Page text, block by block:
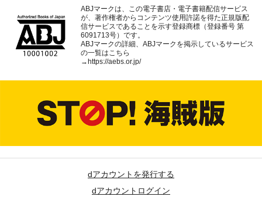
ABJマークは、この電子書店・電子書籍配信サービス
が、著作権者からコンテンツ使用許諾を得た正規版配
信サービスであることを示す登録商標（登録番号 第
6091713号）です。
ABJマークの詳細、ABJマークを掲示しているサービス
の一覧はこちら
→ https://aebs.or.jp/
dアカウントを発行する
dアカウントログイン